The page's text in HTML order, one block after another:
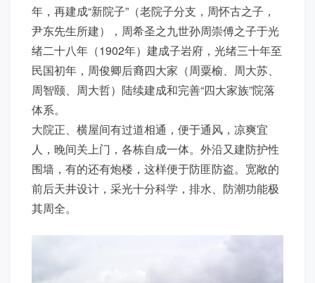
年，再建成“新院子”（老院子分支，周怀古之子，
尹东先生所建），周希圣之九世孙周崇傅之子于光
绪二十八年（1902年）建成子岩府，光绪三十年至
民国初年，周俊卿后裔四大家（周粟榆、周大苏、
周智颐、周大哲）陆续建成和完善“四大家族”院落
体系。
大院正、横屋间有过道相通，便于通风，凉爽宜
人，晚间关上门，各栋自成一体。外沿又建防护性
围墙，有的还有炮楼，这样便于防匪防盗。宽敞的
前后天井设计，采光十分科学，排水、防潮功能极
其周全。